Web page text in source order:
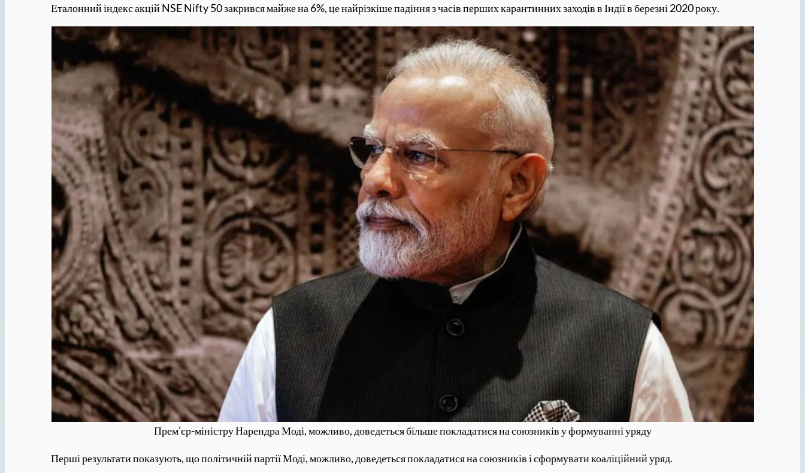
Еталонний індекс акцій NSE Nifty 50 закрився майже на 6%, це найрізкіше падіння з часів перших карантинних заходів в Індії в березні 2020 року.
Прем’єр-міністру Нарендра Моді, можливо, доведеться більше покладатися на союзників у формуванні уряду
Перші результати показують, що політичній партії Моді, можливо, доведеться покладатися на союзників і сформувати коаліційний уряд.